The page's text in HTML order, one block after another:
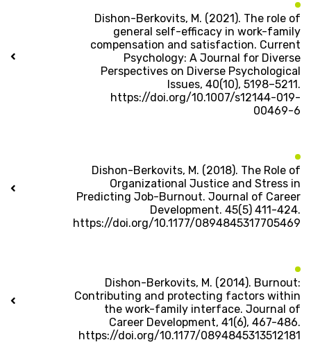
Dishon-Berkovits, M. (2021). The role of
general self-efficacy in work-family
compensation and satisfaction. Current
Psychology: A Journal for Diverse
Perspectives on Diverse Psychological
Issues, 40(10), 5198–5211.
https://doi.org/10.1007/s12144-019-
00469-6
Dishon-Berkovits, M. (2018). The Role of
Organizational Justice and Stress in
Predicting Job-Burnout. Journal of Career
Development. 45(5) 411-424.
https://doi.org/10.1177/0894845317705469
Dishon-Berkovits, M. (2014). Burnout:
Contributing and protecting factors within
the work-family interface. Journal of
Career Development, 41(6), 467-486.
https://doi.org/10.1177/0894845313512181